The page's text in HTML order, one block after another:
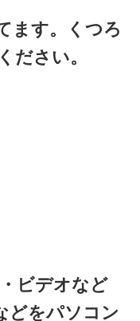
ます。くつろ
ださい。
ビデオなど
どをパソコン